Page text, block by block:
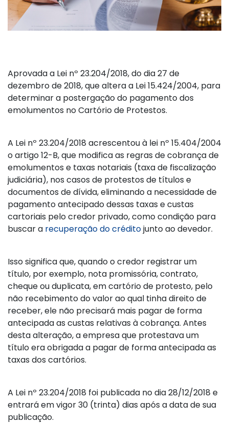
Aprovada a Lei nº 23.204/2018, do dia 27 de
dezembro de 2018, que altera a Lei 15.424/2004, para
determinar a postergação do pagamento dos
emolumentos no Cartório de Protestos.
A Lei nº 23.204/2018 acrescentou à lei nº 15.404/2004
o artigo 12-B, que modifica as regras de cobrança de
emolumentos e taxas notariais (taxa de fiscalização
judiciária), nos casos de protestos de títulos e
documentos de dívida, eliminando a necessidade de
pagamento antecipado dessas taxas e custas
cartoriais pelo credor privado, como condição para
buscar a recuperação do créditojunto ao devedor.
Isso significa que, quando o credor registrar um
título, por exemplo, nota promissória, contrato,
cheque ou duplicata, em cartório de protesto, pelo
não recebimento do valor ao qual tinha direito de
receber, ele não precisará mais pagar de forma
antecipada as custas relativas à cobrança. Antes
desta alteração, a empresa que protestava um
título era obrigada a pagar de forma antecipada as
taxas dos cartórios.
A Lei nº 23.204/2018 foi publicada no dia 28/12/2018 e
entrará em vigor 30 (trinta) dias após a data de sua
publicação.